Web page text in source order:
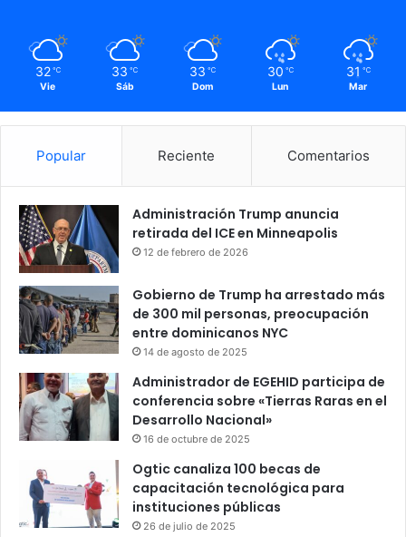
32 ℃
Vie
33 ℃
Sáb
33 ℃
Dom
30 ℃
Lun
31 ℃
Mar
Popular Reciente Comentarios
Administración Trump anuncia
retirada del ICE en Minneapolis
12 de febrero de 2026
Gobierno de Trump ha arrestado más
de 300 mil personas, preocupación
entre dominicanos NYC
14 de agosto de 2025
Administrador de EGEHID participa de
conferencia sobre «Tierras Raras en el
Desarrollo Nacional»
16 de octubre de 2025
Ogtic canaliza 100 becas de
capacitación tecnológica para
instituciones públicas
26 de julio de 2025